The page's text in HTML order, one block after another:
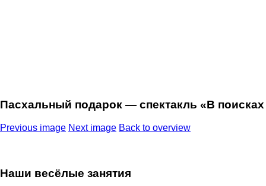
Пасхальный подарок — спектакль «В поисках
Previous image Next image Back to overview
Наши весёлые занятия